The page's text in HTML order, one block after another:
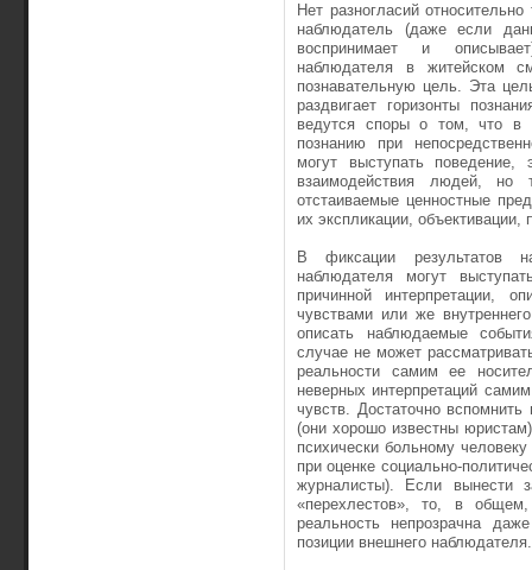
Нет разногласий
наблюдатель (даже если
воспринимает и
наблюдателя в житейском
познавательную цель. Эта
раздвигает горизон­ты
ведутся споры о том, что в
познанию при
могут выступать поведение,
взаимодействия людей,
отстаиваемые ценностные
их экспликации,
В фиксации результатов
наблюдателя могут
причинной интерпретации,
чувствами или же
описать наблюдаемые
случае не может
ре­альности самим ее
неверных интерпретаций
чувств. Достаточно вспомнить
(они хорошо известны
психически боль­ному
при оценке социально-
журналисты). Если вынести
«перехлестов», то, в
реальность непрозрачна
позиции внешнего наблюдателя.